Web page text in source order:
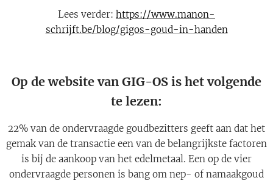
Lees verder: https://www.manon-
schrijft.be/blog/gigos-goud-in-handen
Op de website van GIG-OS is het volgende
te lezen:
22% van de ondervraagde goudbezitters geeft aan dat het
gemak van de transactie een van de belangrijkste factoren
is bij de aankoop van het edelmetaal. Een op de vier
ondervraagde personen is bang om nep- of namaakgoud